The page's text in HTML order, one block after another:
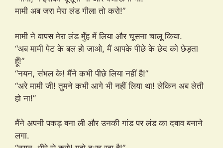
मामी अब जरा मेरा लंड गीला तो करो!”
मामी ने वापस मेरा लंड मुँह में लिया और चूसना चालू किया.
“अब मामी पेट के बल हो जाओ, मैं आपके पीछे के छेद को छेड़ता
हूँ!”
“नयन, संभल के! मैंने कभी पीछे लिया नहीं है!”
“अरे मामी जी! तुमने कभी आगे भी नहीं लिया था! लेकिन अब लेती
हो ना!”
मैंने अपनी पकड़ बना ली और उनकी गांड पर लंड का दबाव बनाने
लगा.